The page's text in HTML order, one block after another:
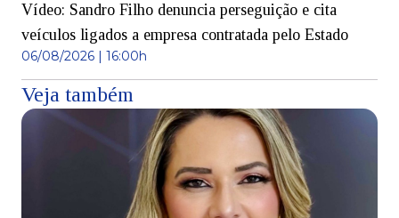
Vídeo: Sandro Filho denuncia perseguição e cita
veículos ligados a empresa contratada pelo Estado
06/08/2026 | 16:00h
Veja também